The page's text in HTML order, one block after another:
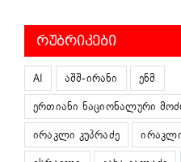
ᲠᲣᲑᲠᲘᲙᲔᲑᲘ
AI აშშ-ირანი
ენმ
ერთიანი ნაციონალური
ირაკლი კუპრაძე